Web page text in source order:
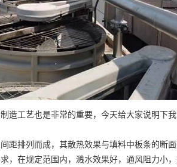
造工艺也是非常的重要，今天给大家说明下
距排列而成，其散热效果与填料中板条的断
，在规定范围内，溅水效果好，通风阻力小